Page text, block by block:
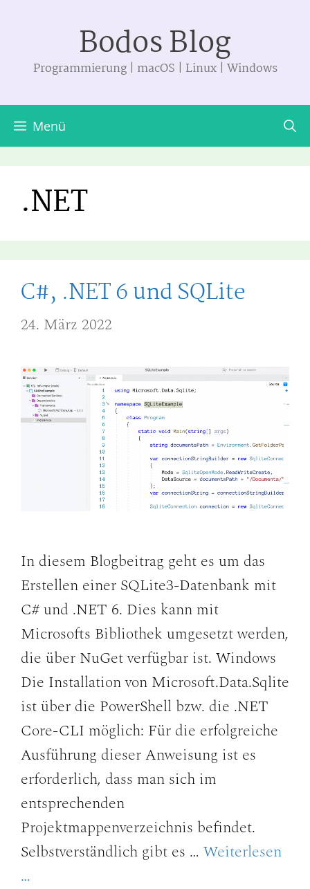
springen
Bodos Blog
Programmierung | macOS | Linux | Windows
Menü
.NET
C#, .NET 6 und SQLite
24. März 2022
In diesem Blogbeitrag geht es um das
Erstellen einer SQLite3-Datenbank mit
C# und .NET 6. Dies kann mit
Microsofts Bibliothek umgesetzt werden,
die über NuGet verfügbar ist. Windows
Die Installation von Microsoft.Data.Sqlite
ist über die PowerShell bzw. die .NET
Core-CLI möglich: Für die erfolgreiche
Ausführung dieser Anweisung ist es
erforderlich, dass man sich im
entsprechenden
Projektmappenverzeichnis befindet.
Selbstverständlich gibt es … Weiterlesen
…